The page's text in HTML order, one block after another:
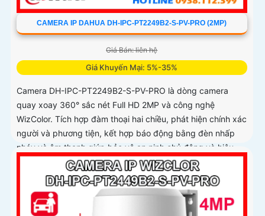
CAMERA IP DAHUA DH-IPC-PT2249B2-S-PV-PRO (2MP)
Giá Bán: liên hệ
Giá Khuyến Mại: 5%-35%
Camera DH-IPC-PT2249B2-S-PV-PRO là dòng camera
quay xoay 360° sắc nét Full HD 2MP và công nghệ
WizColor. Tích hợp đàm thoại hai chiều, phát hiện chính xác
người và phương tiện, kết hợp báo động bằng đèn nhấp
nháy và âm thanh giúp bảo vệ an ninh chủ động và hiệu